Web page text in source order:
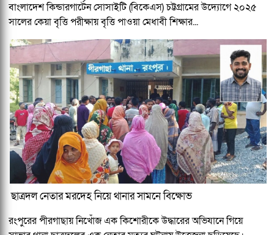
বাংলাদেশ কিন্ডারগার্টেন সোসাইটি (বিকেএস) চট্টগ্রামের উদ্যোগে ২০২৫
সালের কেয়া বৃত্তি পরীক্ষায় বৃত্তি পাওয়া মেধাবী শিক্ষার...
ছাত্রদল নেতার মরদেহ নিয়ে থানার সামনে বিক্ষোভ
রংপুরের পীরগাছায় নিখোঁজ এক কিশোরীকে উদ্ধারের অভিযানে গিয়ে